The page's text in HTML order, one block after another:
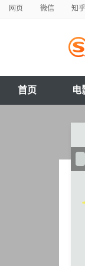
网页 微信 知乎
首页 电